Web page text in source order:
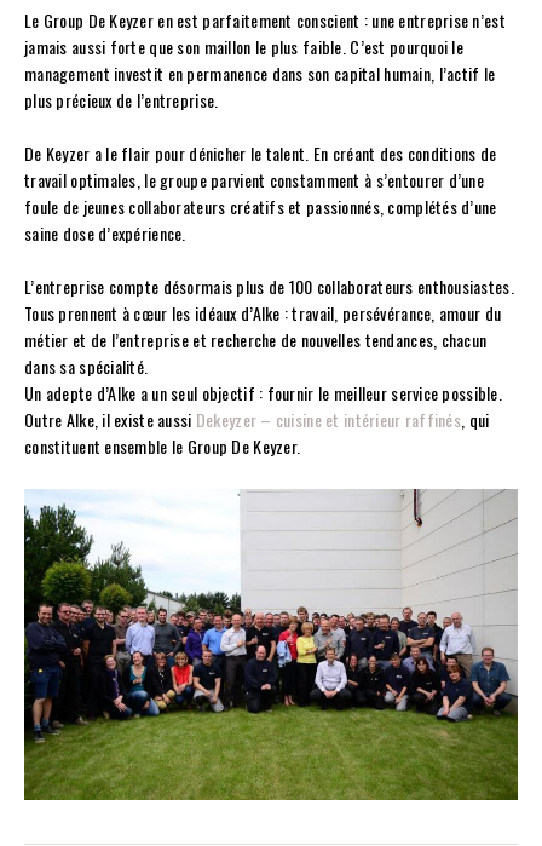
Le Group De Keyzer en est parfaitement conscient : une entreprise n’est
jamais aussi forte que son maillon le plus faible. C’est pourquoi le
management investit en permanence dans son capital humain, l’actif le
plus précieux de l’entreprise.
De Keyzer a le flair pour dénicher le talent. En créant des conditions de
travail optimales, le groupe parvient constamment à s’entourer d’une
foule de jeunes collaborateurs créatifs et passionnés, complétés d’une
saine dose d’expérience.
L’entreprise compte désormais plus de 100 collaborateurs enthousiastes.
Tous prennent à cœur les idéaux d’Alke : travail, persévérance, amour du
métier et de l’entreprise et recherche de nouvelles tendances, chacun
dans sa spécialité.
Un adepte d’Alke a un seul objectif : fournir le meilleur service possible.
Outre Alke, il existe aussi Dekeyzer – cuisine et intérieur raffinés , qui
constituent ensemble le Group De Keyzer.